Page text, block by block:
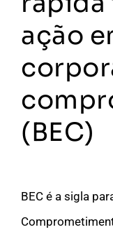
ação
(BEC)
BEC é a sigla